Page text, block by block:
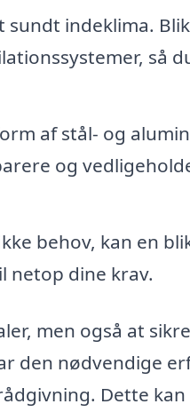
indeklima.
så
af stål- og
og
behov, kan en
netop dine krav.
men også at
den nødvendige
Dette